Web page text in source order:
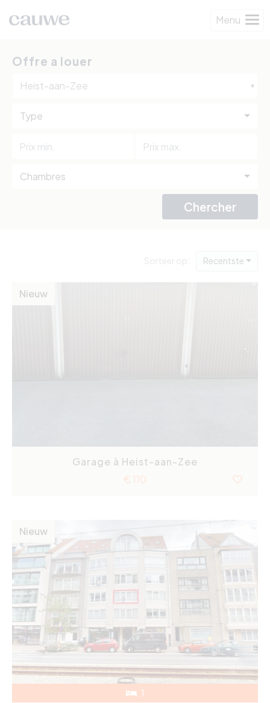
Menu
Offre a louer
Heist-aan-Zee
Type
Chambres
Chercher
Sorteer op: Recentste
Nieuw
Garage à Heist-aan-Zee
€ 110
Nieuw
1